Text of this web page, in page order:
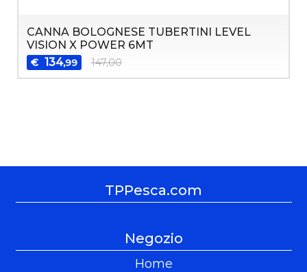
CANNA BOLOGNESE TUBERTINI LEVEL
VISION X POWER 6MT
€ 134,99 147,00
TPPesca.com
Negozio
Home